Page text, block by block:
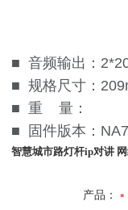
■ 音频输出：
■ 规格尺寸：
■ 重 量：
■ 固件版本：
智慧城市路灯杆ip对讲
产品：